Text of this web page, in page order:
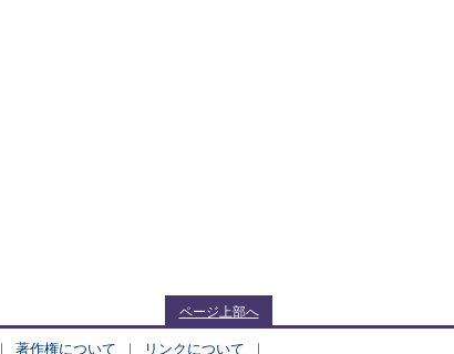
ページ上部へ
著作権について リンクについて